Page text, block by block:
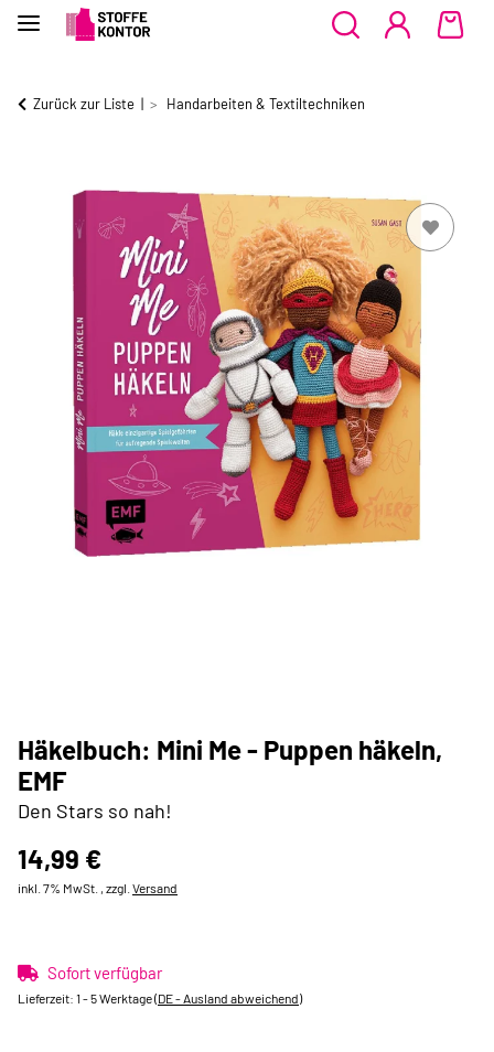
Zurück zur Liste Handarbeiten & Textiltechniken
Häkelbuch: Mini Me - Puppen häkeln,
EMF
Den Stars so nah!
14,99 €
inkl. 7% MwSt. , zzgl. Versand
Sofort verfügbar
Lieferzeit: 1 - 5 Werktage(DE - Ausland abweichend)